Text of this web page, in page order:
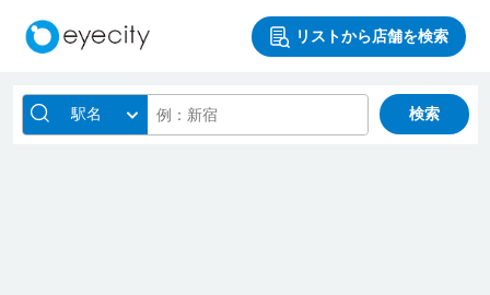
リストから店舗を検索
駅名 検索